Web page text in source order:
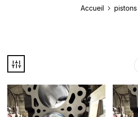
Accueil pistons